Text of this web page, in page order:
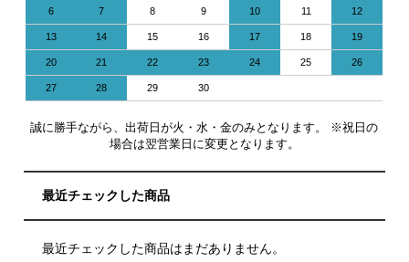
6 7 8 9 10 11 12
13 14 15 16 17 18 19
20 21 22 23 24 25 26
27 28 29 30
誠に勝手ながら、出荷日が火・水・金のみとなります。 ※祝日の
場合は翌営業日に変更となります。
最近チェックした商品
最近チェックした商品はまだありません。